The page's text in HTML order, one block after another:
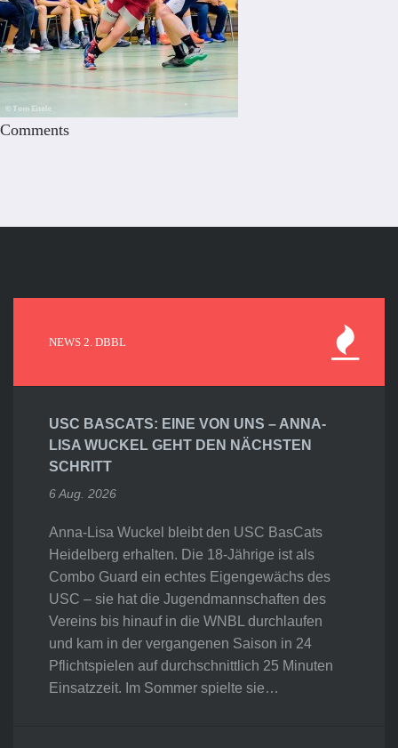
Comments
NEWS 2. DBBL
USC BASCATS: EINE VON UNS – ANNA-
LISA WUCKEL GEHT DEN NÄCHSTEN
SCHRITT
6 Aug. 2026
Anna-Lisa Wuckel bleibt den USC BasCats
Heidelberg erhalten. Die 18-Jährige ist als
Combo Guard ein echtes Eigengewächs des
USC – sie hat die Jugendmannschaften des
Vereins bis hinauf in die WNBL durchlaufen
und kam in der vergangenen Saison in 24
Pflichtspielen auf durchschnittlich 25 Minuten
Einsatzzeit. Im Sommer spielte sie…